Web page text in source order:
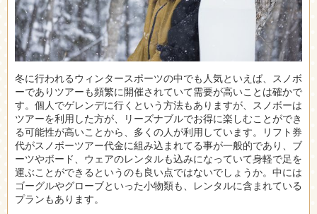
冬に行われるウィンタースポーツの中でも人気といえば、スノボ
ーでありツアーも頻繁に開催されていて需要が高いことは確かで
す。 個人でゲレンデに行くという方法もありますが、スノボーは
ツアーを利用した方が、リーズナブルでお得に楽しむことができ
る可能性が高いことから、多くの人が利用しています。リフト券
代がスノボーツアー代金に組み込まれてる事が一般的であり、ブ
ーツやボード、ウェアのレンタルも込みになっていて身軽で足を
運ぶことができるというのも良い点ではないでしょうか。中には
ゴーグルやグローブといった小物類も、レンタルに含まれている
プランもあります。